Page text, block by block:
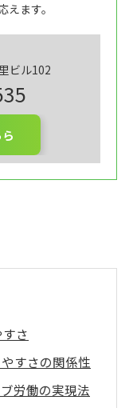
ます。
ビル102
さ
すさの関係性
労働の実現法